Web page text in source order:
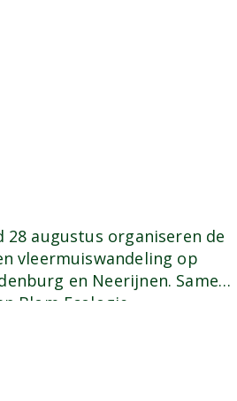
28 augustus organiseren de
vleermuiswandeling op
en Neerijnen. Samen
Blom Ecologie…